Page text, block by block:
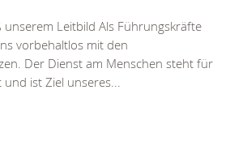
Leitbild Als Führungskräfte
vorbehaltlos mit den
Der Dienst am Menschen steht für
ist Ziel unseres...